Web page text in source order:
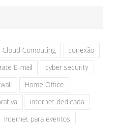
Cloud Computing
conexão
E-mail
cyber security
Home Office
internet dedicada
Internet para eventos